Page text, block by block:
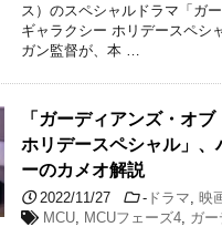
ス）のスペシャルドラマ「ガ
ギャラクシー ホリデースペシ
ガン監督が、本 …
「ガーディアンズ・オ
ホリデースペシャル」、
ーのカメオ解説
2022/11/27 - ドラマ
映
MCU
MCUフェーズ4
ガー